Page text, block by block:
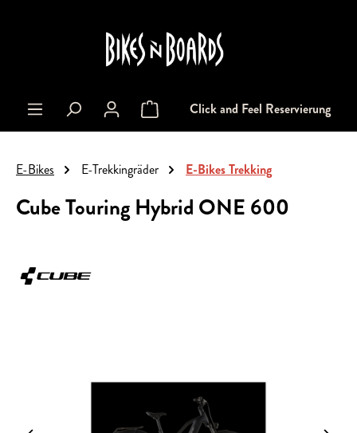
Warenkorb enthält 0 Positionen. Der
Click and Feel Reservierung
E-Bikes E-Trekkingräder E-Bikes Trekking
Cube Touring Hybrid ONE 600